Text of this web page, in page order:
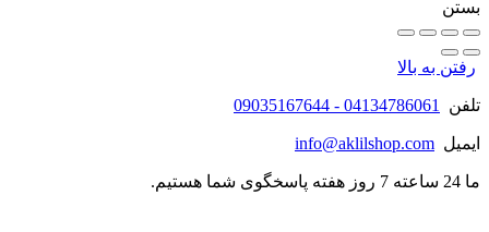
بستن
رفتن به بالا
تلفن 04134786061 - 09035167644
ایمیل info@aklilshop.com
ما 24 ساعته 7 روز هفته پاسخگوی شما هستیم.